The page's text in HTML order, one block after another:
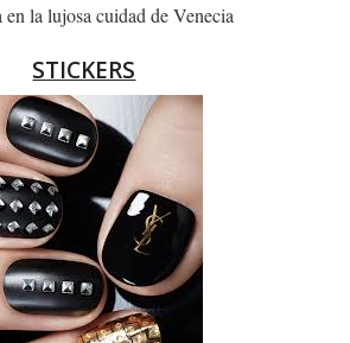
en la lujosa cuidad de Venecia
STICKERS